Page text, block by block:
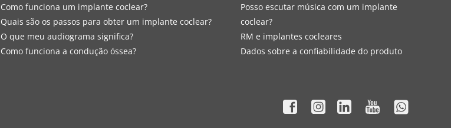
Como funciona um implante coclear?
Quais são os passos para obter um implante coclear?
O que meu audiograma significa?
Como funciona a condução óssea?
Posso escutar música com um implante
coclear?
RM e implantes cocleares
Dados sobre a confiabilidade do produto